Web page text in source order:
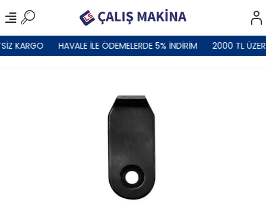
KARGO HAVALE İLE ÖDEMELERDE 5% İNDİRİM 2000 TL